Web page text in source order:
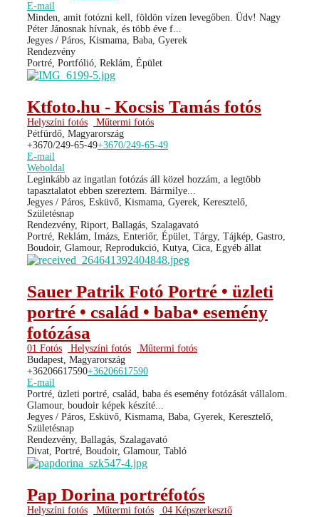
E-mail
Minden, amit fotózni kell, földön vízen levegőben. Üdv! Nagy
Péter Jánosnak hívnak, és több éve f...
Jegyes / Páros, Kismama, Baba, Gyerek
Rendezvény
Portré, Portfólió, Reklám, Épület
Ktfoto.hu - Kocsis Tamás fotós
Helyszíni fotós
Műtermi fotós
Pétfürdő, Magyarország
+3670/249-65-49+3670/249-65-49
E-mail
Weboldal
Leginkább az ingatlan fotózás áll közel hozzám, a legtöbb
tapasztalatot ebben szereztem. Bármilye...
Jegyes / Páros, Esküvő, Kismama, Gyerek, Keresztelő,
Születésnap
Rendezvény, Riport, Ballagás, Szalagavató
Portré, Reklám, Imázs, Enteriőr, Épület, Tárgy, Tájkép, Gastro,
Boudoir, Glamour, Reprodukció, Kutya, Cica, Egyéb állat
Sauer Patrik Fotó Portré • üzleti
portré • család • baba• esemény
fotózása
01 Fotós Helyszíni fotós
Műtermi fotós
Budapest, Magyarország
+36206617590+36206617590
E-mail
Portré, üzleti portré, család, baba és esemény fotózását vállalom.
Glamour, boudoir képek készíté...
Jegyes / Páros, Esküvő, Kismama, Baba, Gyerek, Keresztelő,
Születésnap
Rendezvény, Ballagás, Szalagavató
Divat, Portré, Boudoir, Glamour, Tabló
Pap Dorina portréfotós
Helyszíni fotós Műtermi fotós
04 Képszerkesztő